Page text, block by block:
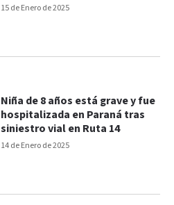
15 de Enero de 2025
14 de Enero de 2025
Niña de 8 años está grave y fue
hospitalizada en Paraná tras
siniestro vial en Ruta 14